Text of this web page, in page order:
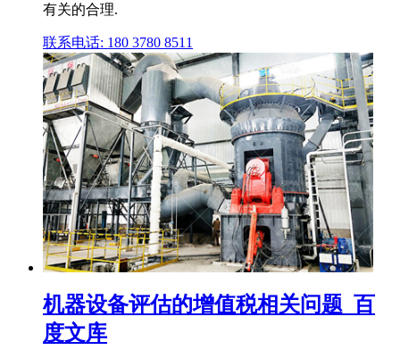
有关的合理.
联系电话: 180 3780 8511
机器设备评估的增值税相关问题_百
度文库